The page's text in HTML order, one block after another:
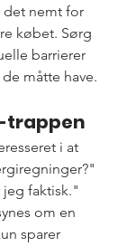
nemt for
købet. Sørg
barrierer
måtte have.
trappen
i at
jeg faktisk."
om en
sparer